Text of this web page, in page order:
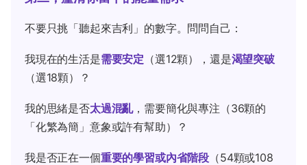
不要只挑「聽起來吉利」的數字。問問自己：
我現在的生活是需要安定 （選12顆），還是渴望突破
（選18顆）？
我的思緒是否太過混亂，需要簡化與專注（36顆的
「化繁為簡」意象或許有幫助）？
我是否正在一個重要的學習或內省階段 （54顆或108